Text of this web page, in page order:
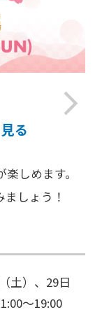
arrow_forward_ios
る
しめます。
しょう！
土）、29日
～19:00